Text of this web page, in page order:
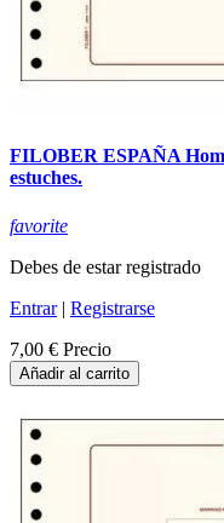
FILOBER ESPAÑA
estuches.
favorite
Debes de estar registrado
Entrar| Registrarse
7,00 € Precio
Añadir al carrito